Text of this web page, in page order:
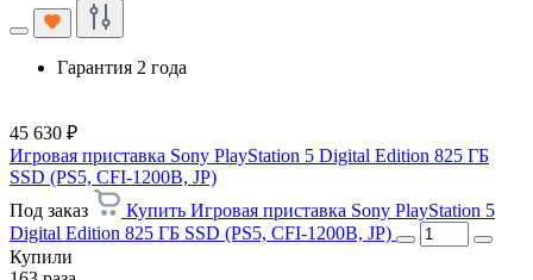
Гарантия 2 года
45 630 ₽
Игровая приставка Sony PlayStation 5 Digital Edition 825 ГБ
SSD (PS5, CFI-1200B, JP)
Под заказ
Купить Игровая приставка Sony PlayStation 5
Digital Edition 825 ГБ SSD (PS5, CFI-1200B, JP)
Купили